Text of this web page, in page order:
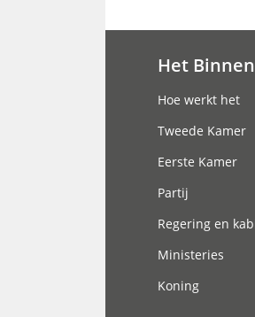
Het
Hoe werkt het
Tweede Kamer
Eerste Kamer
Partij
Regering en
Ministeries
Koning